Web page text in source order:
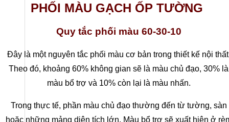
PHỐI MÀU GẠCH ỐP TƯỜNG
Quy tắc phối màu 60-30-10
Đây là một nguyên tắc phối màu cơ bản trong thiết kế nội
Theo đó, khoảng 60% không gian sẽ là màu chủ đạo, 30% là
màu bổ trợ và 10% còn lại là màu nhấn.
Trong thực tế, phần màu chủ đạo thường đến từ tường, sàn
hoặc những mảng diện tích lớn. Màu bổ trợ sẽ xuất hiện ở